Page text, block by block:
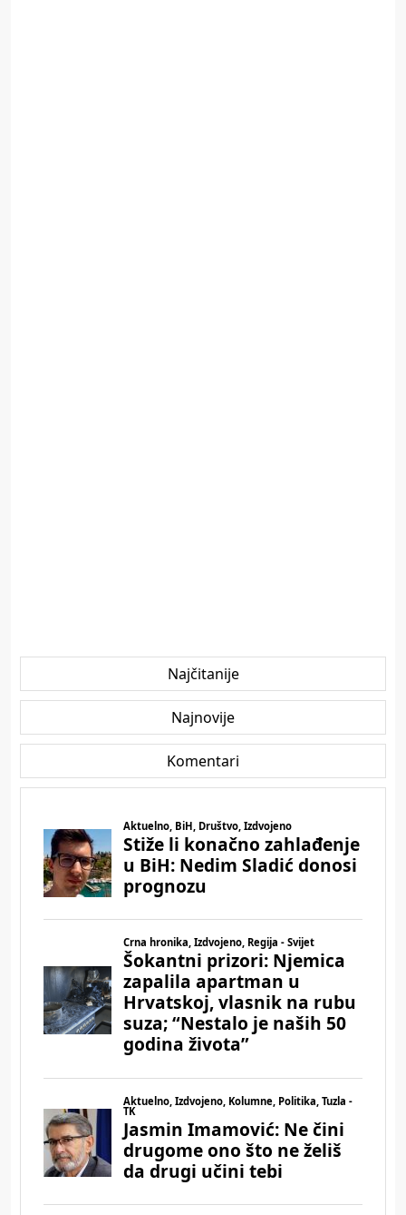
Najčitanije
Najnovije
Komentari